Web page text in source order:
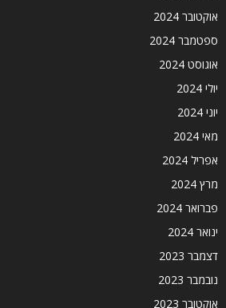
אוקטובר 2024
ספטמבר 2024
אוגוסט 2024
יולי 2024
יוני 2024
מאי 2024
אפריל 2024
מרץ 2024
פברואר 2024
ינואר 2024
דצמבר 2023
נובמבר 2023
אוקטובר 2023